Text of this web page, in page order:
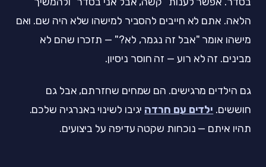
הלאה. אתם לא חייבים להסביר למישהו שלא היה שם. ואם
מישהו אומר "אבל זה נגמר, לא?" — תזכרו שהם לא
מבינים. זה לא רוע — זה חוסר ניסיון.
גם הילדים מרגישים. הם שמחים שחזרתם, אבל גם
חוששים. ילדים עם חרדה יגיבו לשינוי באנרגיה שלכם.
תהיו איתם — נוכחות שקטה עדיפה על ביצועים.